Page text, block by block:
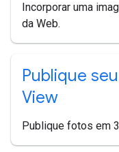
Incorporar uma
da Web.
Publique
View
Publique fotos em